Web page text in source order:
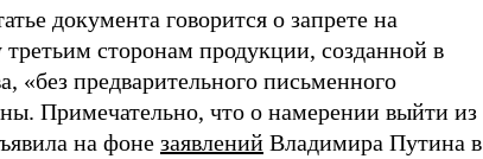
документа говорится о запрете на
сторонам продукции, созданной в
«без предварительного письменного
Примечательно, что о намерении выйти из
на фоне заявлений Владимира Путина в